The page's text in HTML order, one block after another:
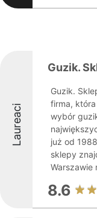
Laureaci
Guzik.
Guzik.
firma,
wybór
już od
sklepy
Warszawie
8.6